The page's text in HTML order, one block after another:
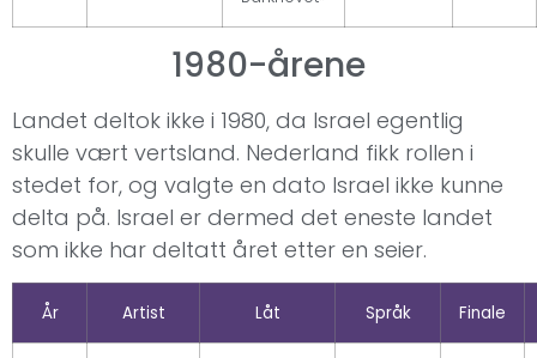
1980-årene
Landet deltok ikke i 1980, da Israel egentlig
skulle vært vertsland. Nederland fikk rollen i
stedet for, og valgte en dato Israel ikke kunne
delta på. Israel er dermed det eneste landet
som ikke har deltatt året etter en seier.
År Artist Låt Språk Finale